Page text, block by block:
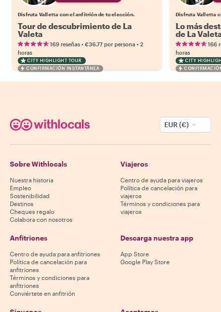
Disfruta Valletta con el anfitrión de tu elección.
Tour de descubrimiento de La
Valeta
169 reseñas • €36.77 por persona • 2
horas
CITY HIGHLIGHT TOUR
CONFIRMACIÓN INSTANTÁNEA
Disfruta Valletta
Lo más
de La
166
horas
CITY
EUR (€)
Sobre Withlocals
Nuestra historia
Empleo
Sostenibilidad
Destinos
Cheques regalo
Colabora con nosotros
Viajeros
Centro de ayuda para viajeros
Política de cancelación para
viajeros
Términos y condiciones para
viajeros
Anfitriones
Centro de ayuda para anfitriones
Política de cancelación para
anfitriones
Términos y condiciones para
anfitriones
Conviértete en anfitrión
Descarga nuestra app
App Store
Google Play Store